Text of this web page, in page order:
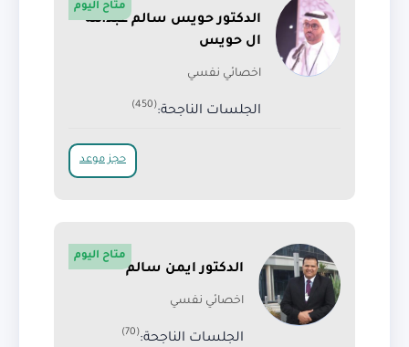
الدكتور حويس سالم عبدالله
ال حويس
اخصائي نفسي
الجلسات الناجحة:(450)
متاح اليوم
حجز موعد
الدكتور ايمن سالم
اخصائي نفسي
الجلسات الناجحة:(70)
متاح اليوم